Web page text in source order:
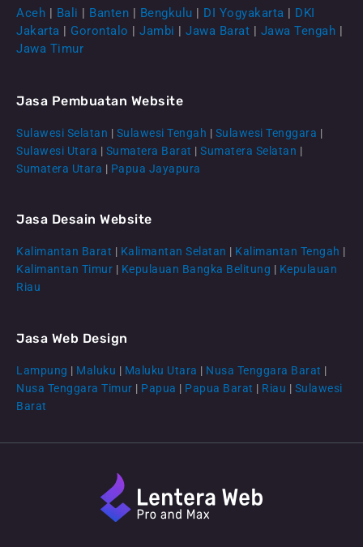
CS Lenteraweb
Aceh | Bali | Banten | Bengkulu | DI Yogyakarta | DKI
Jakarta | Gorontalo | Jambi | Jawa Barat | Jawa Tengah |
Jawa Timur
Jasa Pembuatan Website
Sulawesi Selatan | Sulawesi Tengah | Sulawesi Tenggara |
Sulawesi Utara | Sumatera Barat | Sumatera Selatan |
Sumatera Utara | Papua Jayapura
Jasa Desain Website
Kalimantan Barat | Kalimantan Selatan | Kalimantan Tengah |
Kalimantan Timur | Kepulauan Bangka Belitung | Kepulauan
Riau
Jasa Web Design
Lampung | Maluku | Maluku Utara | Nusa Tenggara Barat |
Nusa Tenggara Timur | Papua | Papua Barat | Riau | Sulawesi
Barat